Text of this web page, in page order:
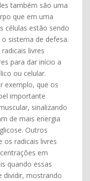
também são uma
que em uma
células estão sendo
sistema de defesa.
livres
para dar início a
ou celular.
exemplo, que os
importante
sinalizando
de mais energia
Outros
os radicais livres
em
quando essas
dividir, mostrando